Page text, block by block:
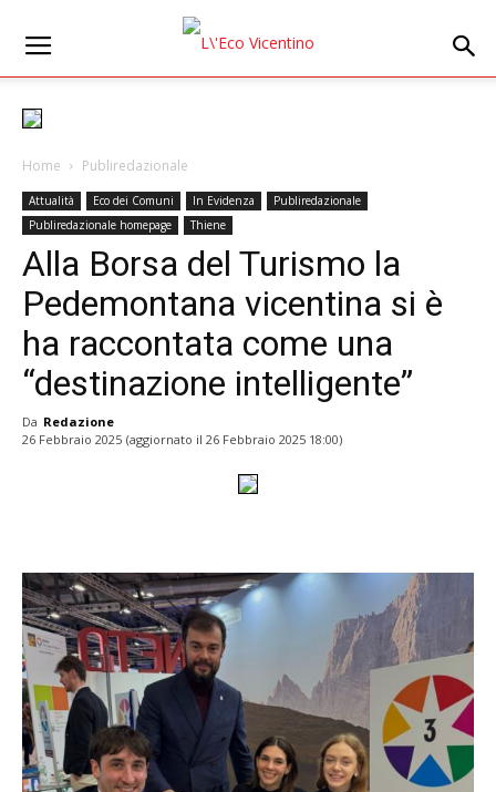
Home Publiredazionale
Attualità Eco dei Comuni In Evidenza
Publiredazionale
Publiredazionale homepage
Thiene
Alla Borsa del Turismo la
Pedemontana vicentina si è
ha raccontata come una
“destinazione intelligente”
Da Redazione
26 Febbraio 2025 (aggiornato il 26 Febbraio 2025 18:00)